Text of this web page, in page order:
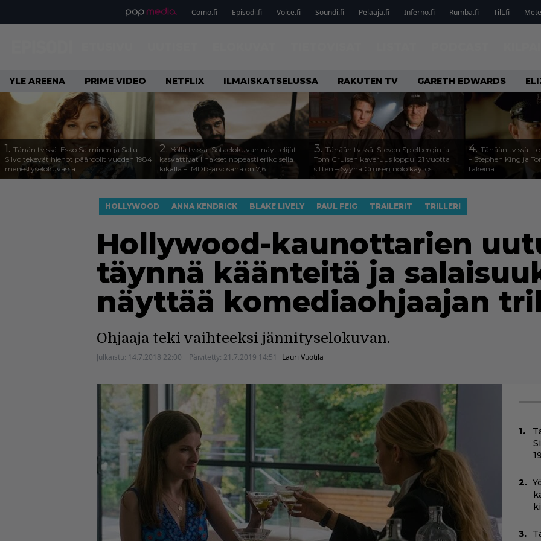
Como.fi Episodi.fi Voice.fi Soundi.fi Pelaaja.fi Inferno.fi Rumba.fi Tilt.fi
YLE AREENA PRIME VIDEO NETFLIX ILMAISKATSELUSSA RAKUTEN TV GARETH EDWARDS
1. Tänän tv:ssä: Esko Salminen ja Satu
Silvo tekevät hienot pääroolit vuoden 1984
menestyselokuvassa
2. Yöllä tv:ssä: Sotaelokuvan näyttelijät
kasvattivat lihakset nopeasti erikoisella
kikalla – IMDb-arvosana on 7,6
3. Tänään tv:ssä: Steven Spielbergin ja
Tom Cruisen kaveruus loppui 21 vuotta
sitten – Syynä Cruisen nolo käytös
4. Tänään tv:ssä:
– Stephen King ja
takeina
HOLLYWOOD ANNA KENDRICK BLAKE LIVELY PAUL FEIG TRAILERIT TRILLERI
Hollywood-kaunottarien
täynnä käänteitä ja
näyttää komediaohjaajan
Ohjaaja teki vaihteeksi jännityselokuvan.
Julkaistu: 14.7.2018 22:00 Päivitetty: 21.7.2019 14:51 Lauri Vuotila